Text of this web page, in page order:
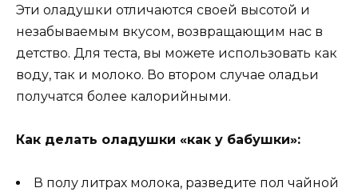
Эти оладушки отличаются своей высотой и
незабываемым вкусом, возвращающим нас в
детство. Для теста, вы можете использовать как
воду, так и молоко. Во втором случае оладьи
получатся более калорийными.
Как делать оладушки «как у бабушки»:
В полу литрах молока, разведите пол чайной